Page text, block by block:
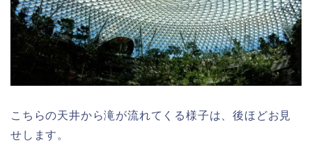
こちらの天井から滝が流れてくる様子は、後ほどお見
せします。